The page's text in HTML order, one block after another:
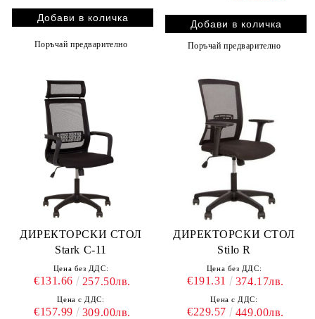
Поръчай предварително Поръчай предварително
ДИРЕКТОРСКИ СТОЛ
Stark C-11
Цена без ДДС:
€131.66 257.50лв.
Цена с ДДС:
€157.99 309.00лв.
ДИРЕКТОРСКИ СТОЛ
Stilo R
Цена без ДДС:
€191.31 374.17лв.
Цена с ДДС:
€229.57 449.00лв.